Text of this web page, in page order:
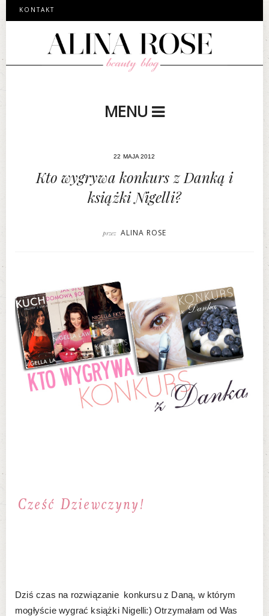
KONTAKT
MENU
22 MAJA 2012
Kto wygrywa konkurs z Danką i
książki Nigelli?
przez ALINA ROSE
Dziś czas na rozwiązanie konkursu z Daną, w którym
mogłyście wygrać książki Nigelli:) Otrzymałam od Was